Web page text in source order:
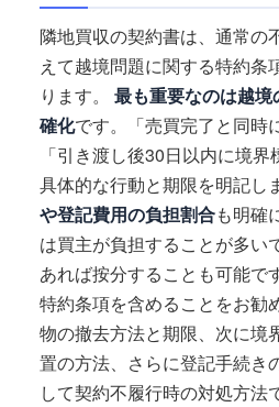
隣地買収の契約書は、通常の
えて越境問題に関する特約条
ります。 最も重要なのは越
確化です。「売買完了と同時
「引き渡し後30日以内に境界
具体的な行動と期限を明記し
や登記費用の負担割合も明確
は買主が負担することが多い
あれば按分することも可能で
特約条項を含めることをお勧
物の撤去方法と期限、次に境
置の方法、さらに登記手続き
して契約不履行時の対処方法